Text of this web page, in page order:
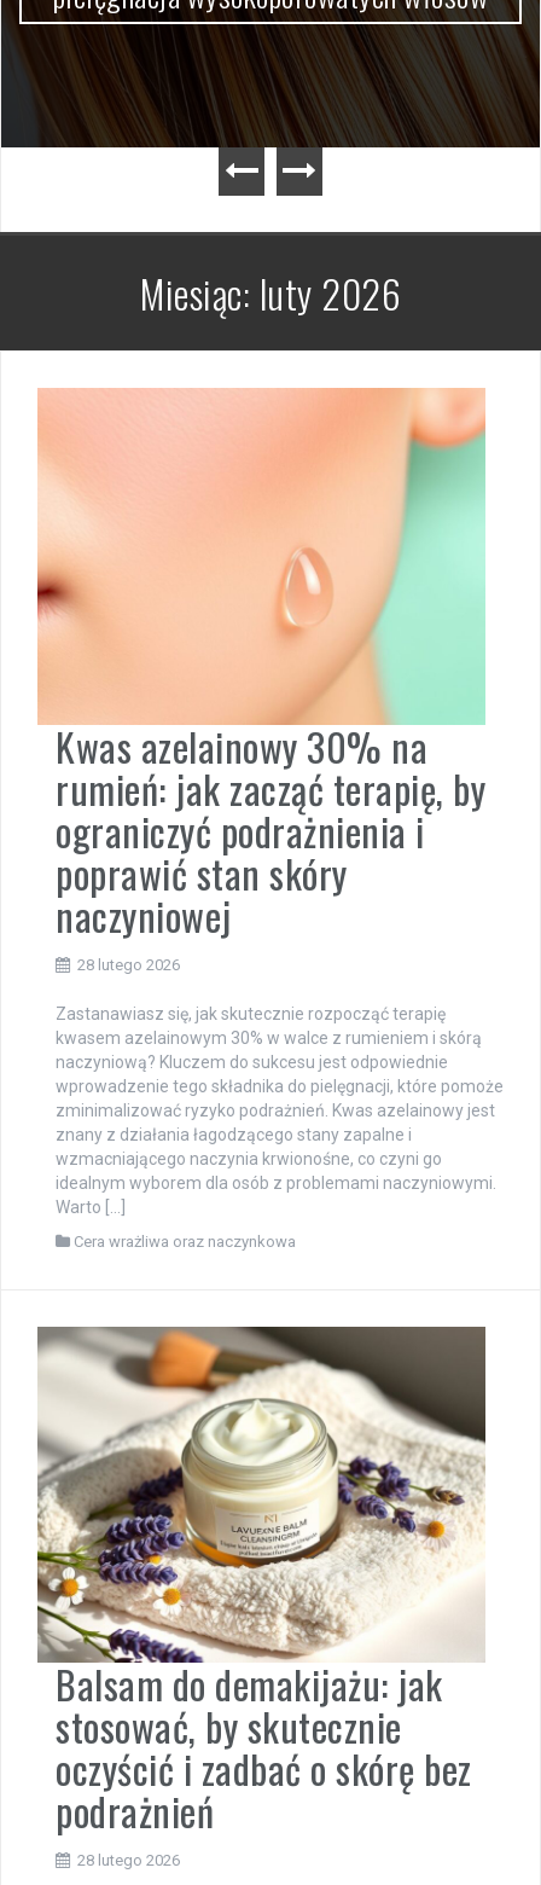
Miesiąc: luty 2026
Kwas azelainowy 30% na
rumień: jak zacząć terapię, by
ograniczyć podrażnienia i
poprawić stan skóry
naczyniowej
28 lutego 2026
Zastanawiasz się, jak skutecznie rozpocząć terapię
kwasem azelainowym 30% w walce z rumieniem i skórą
naczyniową? Kluczem do sukcesu jest odpowiednie
wprowadzenie tego składnika do pielęgnacji, które pomoże
zminimalizować ryzyko podrażnień. Kwas azelainowy jest
znany z działania łagodzącego stany zapalne i
wzmacniającego naczynia krwionośne, co czyni go
idealnym wyborem dla osób z problemami naczyniowymi.
Warto […]
Cera wrażliwa oraz naczynkowa
Balsam do demakijażu: jak
stosować, by skutecznie
oczyścić i zadbać o skórę bez
podrażnień
28 lutego 2026